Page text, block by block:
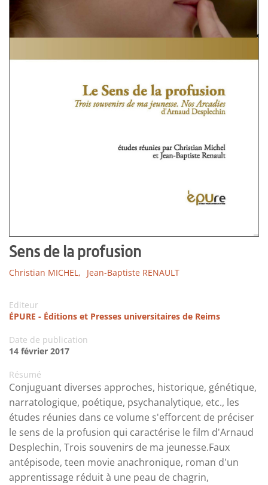
Sens de la profusion
Christian MICHEL, Jean-Baptiste RENAULT
Editeur
ÉPURE - Éditions et Presses universitaires de Reims
Date de publication
14 février 2017
Résumé
Conjuguant diverses approches, historique, génétique,
narratologique, poétique, psychanalytique, etc., les
études réunies dans ce volume s'efforcent de préciser
le sens de la profusion qui caractérise le film d'Arnaud
Desplechin, Trois souvenirs de ma jeunesse.Faux
antépisode, teen movie anachronique, roman d'un
apprentissage réduit à une peau de chagrin,